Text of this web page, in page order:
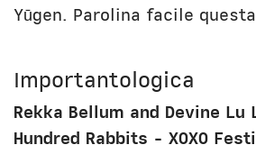
Yūgen. Parolina facile
Importantologica
Rekka Bellum and Devine Lu
Hundred Rabbits - XOXO